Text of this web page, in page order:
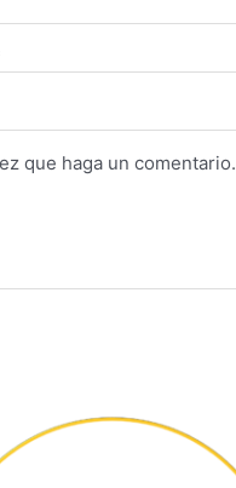
que haga un comentario.